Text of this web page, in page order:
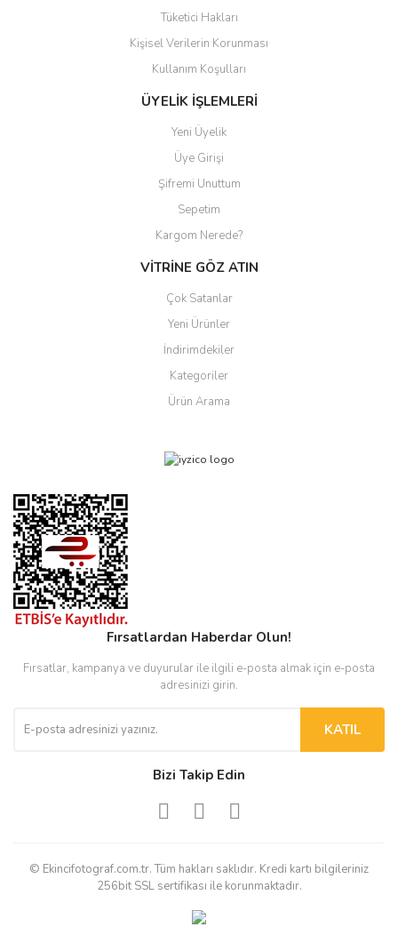
Gönder
Tüketici Hakları
Kişisel Verilerin Korunması
Kullanım Koşulları
ÜYELİK İŞLEMLERİ
Yeni Üyelik
Üye Girişi
Şifremi Unuttum
Sepetim
Kargom Nerede?
VİTRİNE GÖZ ATIN
Çok Satanlar
Yeni Ürünler
İndirimdekiler
Kategoriler
Ürün Arama
Fırsatlardan Haberdar Olun!
Fırsatlar, kampanya ve duyurular ile ilgili e-posta almak için e-posta
adresinizi girin.
KATIL
Bizi Takip Edin
© Ekincifotograf.com.tr. Tüm hakları saklıdır. Kredi kartı bilgileriniz
256bit SSL sertifikası ile korunmaktadır.